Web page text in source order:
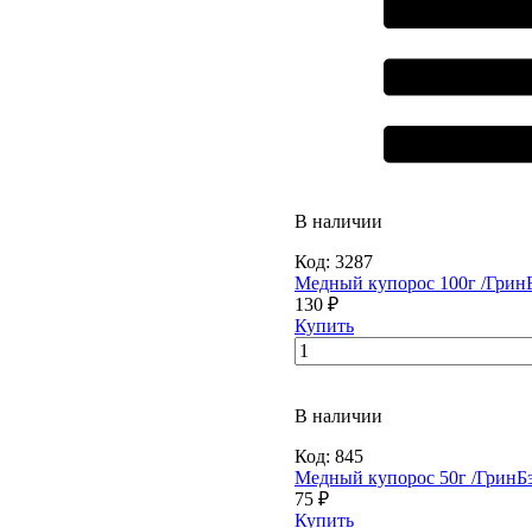
В наличии
Код: 3287
Медный купорос 100г /
130 ₽
Купить
В наличии
Код: 845
Медный купорос 50г /
75 ₽
Купить